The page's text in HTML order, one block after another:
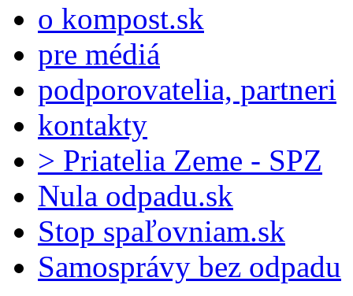
o kompost.sk
pre médiá
podporovatelia, partneri
kontakty
> Priatelia Zeme - SPZ
Nula odpadu.sk
Stop spaľovniam.sk
Samosprávy bez odpadu